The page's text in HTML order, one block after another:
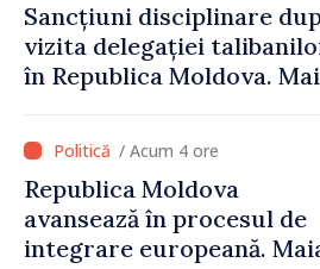
Adunarea
Găgăuziei
mandat
Maia
libere și
/ Acum 4 ore
Republica Moldova
avansează în procesul de
integrare europeană.